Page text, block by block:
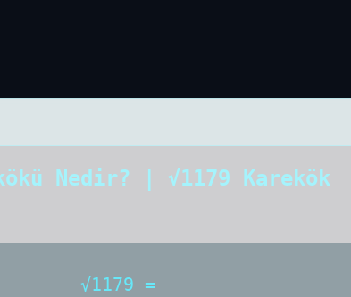
Nedir? | √1179 Karekök
√1179 =